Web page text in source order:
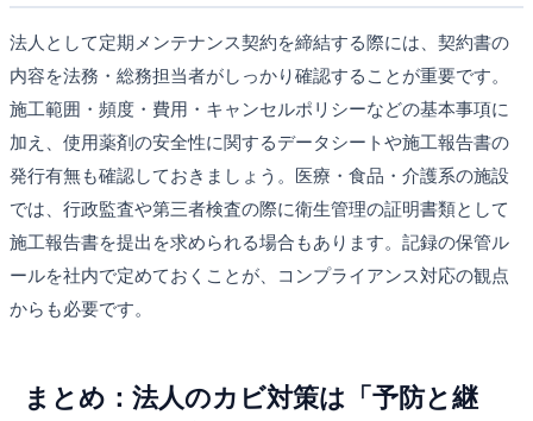
法人として定期メンテナンス契約を締結する際には、契約書の
内容を法務・総務担当者がしっかり確認することが重要です。
施工範囲・頻度・費用・キャンセルポリシーなどの基本事項に
加え、使用薬剤の安全性に関するデータシートや施工報告書の
発行有無も確認しておきましょう。医療・食品・介護系の施設
では、行政監査や第三者検査の際に衛生管理の証明書類として
施工報告書を提出を求められる場合もあります。記録の保管ル
ールを社内で定めておくことが、コンプライアンス対応の観点
からも必要です。
まとめ：法人のカビ対策は「予防と継